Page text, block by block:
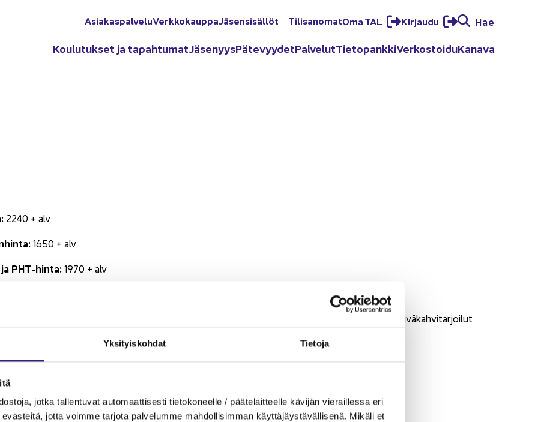
Yk­si­tyis­koh­dat Tie­to­ja
jotka tal­len­tu­vat au­to­maat­ti­ses­ti tie­to­ko­neel­le / pää­te­lait­teel­le kä­vi­jän vie­rail­les­sa eri
jotta voim­me tar­jo­ta pal­ve­lum­me mah­dol­li­sim­man käyt­tä­jäys­tä­väl­li­se­nä. Mi­kä­li et
Asia­kas­pal­ve­luVerk­ko­kaup­paJä­sen­si­säl­löt Ti­li­sa­no­matOma TAL Kir­jau­du Hae
Kou­lu­tuk­set ja ta­pah­tu­matJä­se­nyysPä­te­vyy­detPal­ve­lutTie­to­pank­kiVer­kos­toi­duKa­na­va
2240 + alv
1650 + alv
PHT-​hinta:1970 + alv
mo­ni­va­lin­ta­teh­tä­vät mal­li­rat­kai­sui­neen sekä lä­hi­päi­vien lou­naat ja aamu- ja il­ta­päi­vä­kah­vi­tar­joi­lut
noin 20 tun­tia ope­tus­ta, joka koos­tuu vii­des­tä osas­ta:
puo­len päi­vän etä­kou­lu­tus­ta
it­se­näi­ses­ti opis­kel­ta­va vi­deo­luen­to (n. 4 h)